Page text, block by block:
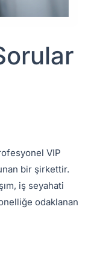
VIP
bir şirkettir.
iş seyahati
odaklanan